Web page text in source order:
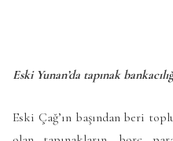
Eski Yunan’da tapınak
Eski Çağ’ın başından beri